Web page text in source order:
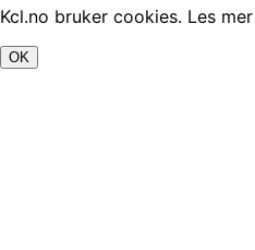
Kcl.no bruker cookies. Les mer
OK